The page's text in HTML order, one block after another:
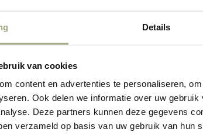
Details
van cookies
content en advertenties te personaliseren,
Ook delen we informatie over uw
Deze partners kunnen deze gegevens
verzameld op basis van uw gebruik van hun
zullen joint venture-partners over het
meebrengen dat de stemmen over een bepaald
te behouden, kan aan de voorzitter van het
worden toegekend. Bedacht moet eveneens
van de koers die de joint venture vaart of dat zij